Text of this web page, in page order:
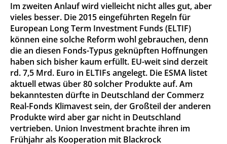
Im zweiten Anlauf wird vielleicht nicht alles gut, aber
vieles besser. Die 2015 eingeführten Regeln für
European Long Term Investment Funds (ELTIF)
können eine solche Reform wohl gebrauchen, denn
die an diesen Fonds-Typus geknüpften Hoffnungen
haben sich bisher kaum erfüllt. EU-weit sind derzeit
rd. 7,5 Mrd. Euro in ELTIFs angelegt. Die ESMA listet
aktuell etwas über 80 solcher Produkte auf. Am
bekanntesten dürfte in Deutschland der Commerz
Real-Fonds Klimavest sein, der Großteil der anderen
Produkte wird aber gar nicht in Deutschland
vertrieben. Union Investment brachte ihren im
Frühjahr als Kooperation mit Blackrock